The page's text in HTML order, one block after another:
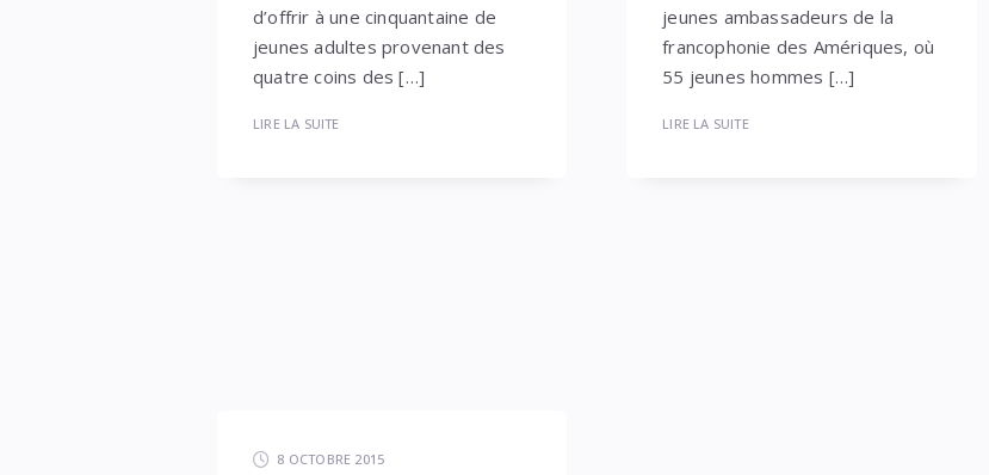
d’offrir à une cinquantaine de
jeunes adultes provenant des
quatre coins des […]
LIRE LA SUITE
jeunes ambassadeurs de la
francophonie des Amériques, où
55 jeunes hommes […]
LIRE LA SUITE
8 OCTOBRE 2015